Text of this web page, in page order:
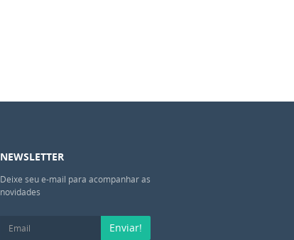
NEWSLETTER
Deixe seu e-mail para acompanhar as
novidades
Enviar!